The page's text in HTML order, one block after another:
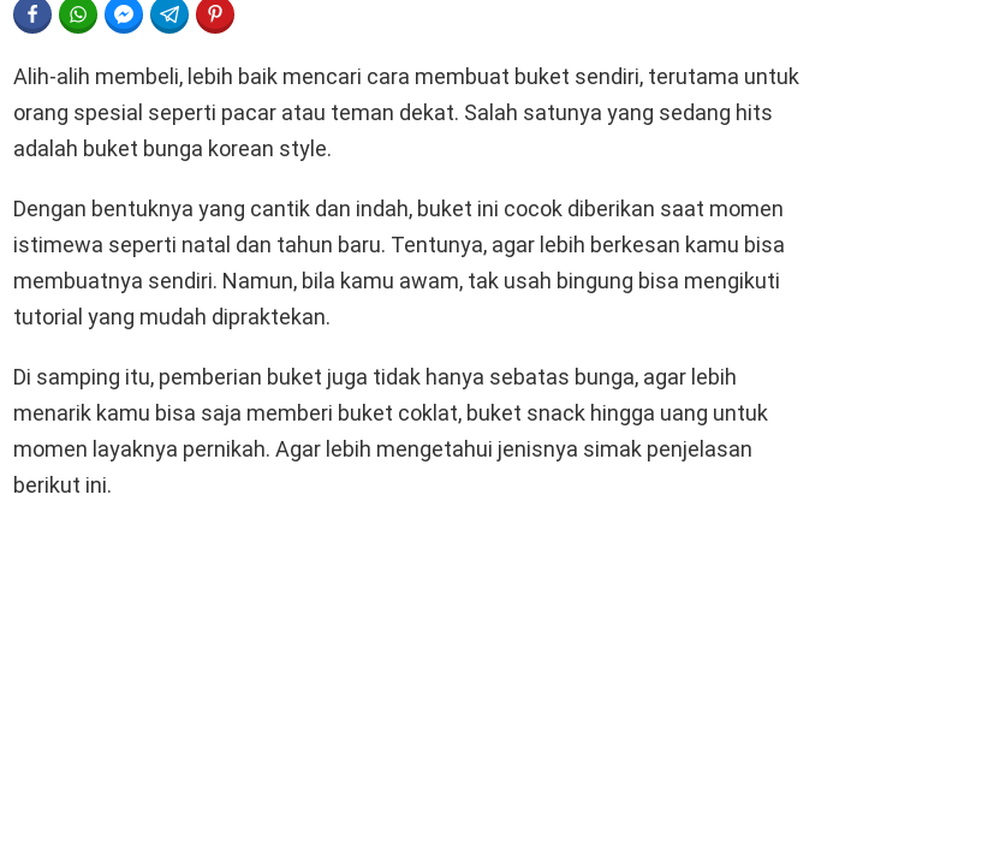
FACEBOOKWHATSAPPFACEBOOK MESSENGER
TELEGRAM
Alih-alih membeli, lebih baik mencari cara membuat buket sendiri, terutama untuk
orang spesial seperti pacar atau teman dekat. Salah satunya yang sedang hits
adalah buket bunga korean style.
Dengan bentuknya yang cantik dan indah, buket ini cocok diberikan saat momen
istimewa seperti natal dan tahun baru. Tentunya, agar lebih berkesan kamu bisa
membuatnya sendiri. Namun, bila kamu awam, tak usah bingung bisa mengikuti
tutorial yang mudah dipraktekan.
Di samping itu, pemberian buket juga tidak hanya sebatas bunga, agar lebih
menarik kamu bisa saja memberi buket coklat, buket snack hingga uang untuk
momen layaknya pernikah. Agar lebih mengetahui jenisnya simak penjelasan
berikut ini.